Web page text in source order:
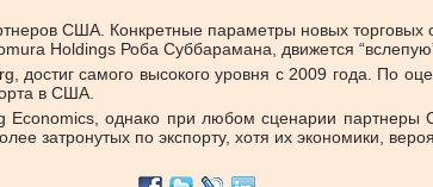
США. Конкретные параметры новых
Holdings Роба Суббарамана, движется
самого высокого уровня с 2009 года. По
в США.
Economics, однако при любом сценарии
затронутых по экспорту, хотя их экономики,